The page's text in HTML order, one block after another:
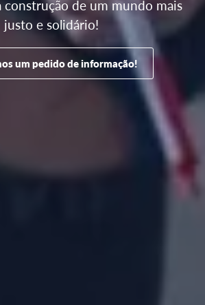
construção de um mundo mais
justo e solidário!
um pedido de informação!